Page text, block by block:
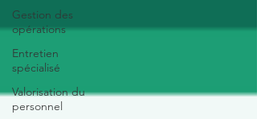
Gestion des
opérations
Entretien
spécialisé
Valorisation du
personnel